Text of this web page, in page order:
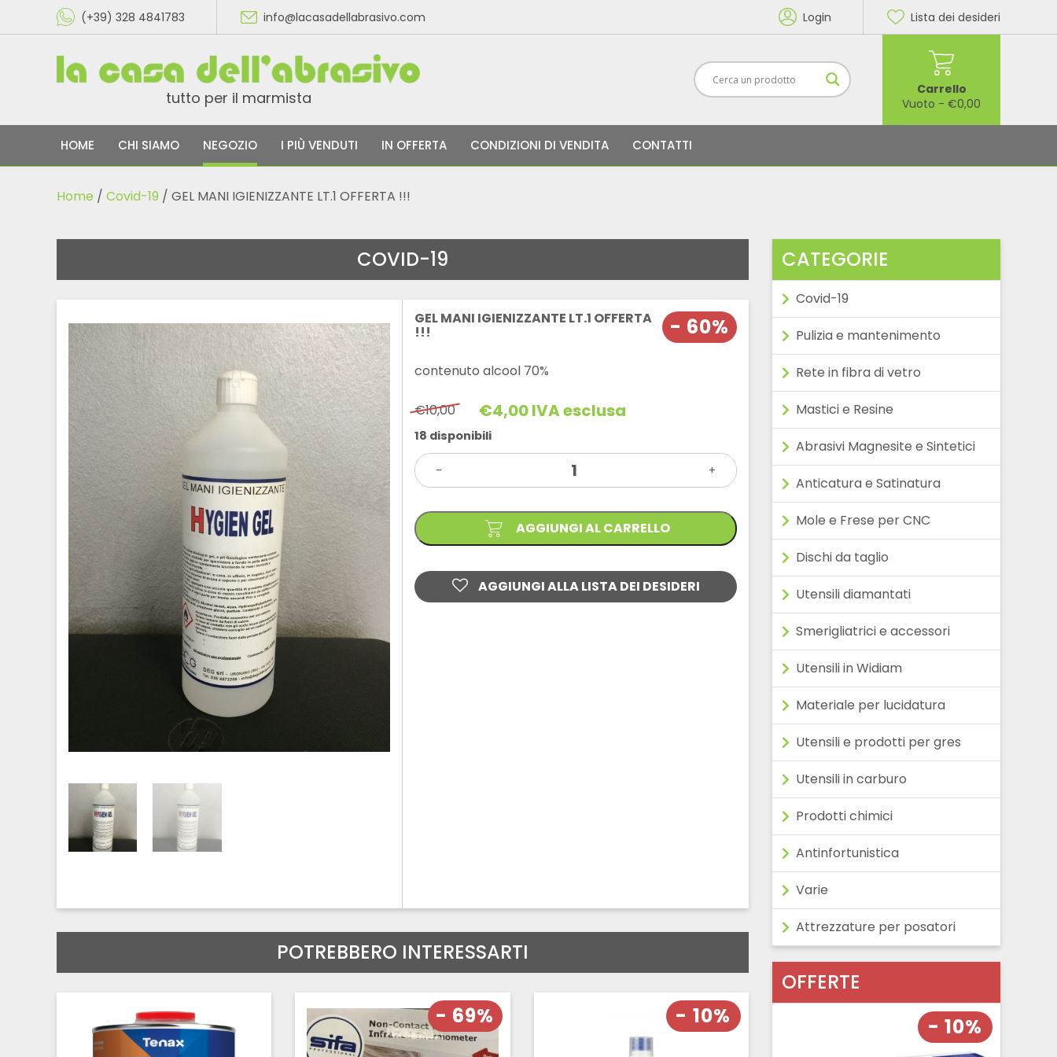
(+39) 328 4841783 info@lacasadellabrasivo.com Login Lista dei desideri
tutto per il marmista
Carrello
Vuoto - €0,00
HOME CHI SIAMO NEGOZIO I PIÙ VENDUTI IN OFFERTA CONDIZIONI DI VENDITA CONTATTI
Home / Covid-19 / GEL MANI IGIENIZZANTE LT.1 OFFERTA !!!
COVID-19
GEL MANI IGIENIZZANTE LT.1 OFFERTA
!!! - 60%
contenuto alcool 70%
€10,00
Il
prezzo
originale
era:
€10,00.
€4,00
Il
prezzo
attuale
è:
€4,00.
IVA esclusa
18 disponibili
-
GEL
IGIENIZZANTE
OFFERTA
quantità
+
AGGIUNGI AL CARRELLO
AGGIUNGI ALLA LISTA DEI DESIDERI
POTREBBERO INTERESSARTI
- 69% - 10%
CATEGORIE
Covid-19
Pulizia e mantenimento
Rete in fibra di vetro
Mastici e Resine
Abrasivi Magnesite e Sintetici
Anticatura e Satinatura
Mole e Frese per CNC
Dischi da taglio
Utensili diamantati
Smerigliatrici e accessori
Utensili in Widiam
Materiale per lucidatura
Utensili e prodotti per gres
Utensili in carburo
Prodotti chimici
Antinfortunistica
Varie
Attrezzature per posatori
OFFERTE
- 10%